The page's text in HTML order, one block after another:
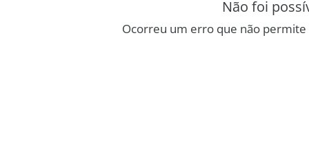
Não foi
Ocorreu um erro que não